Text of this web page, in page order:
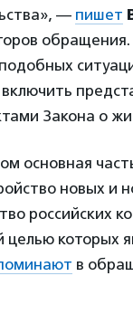
— пишет
обращения.
Закона о
основная
новых и
российских
которых
в